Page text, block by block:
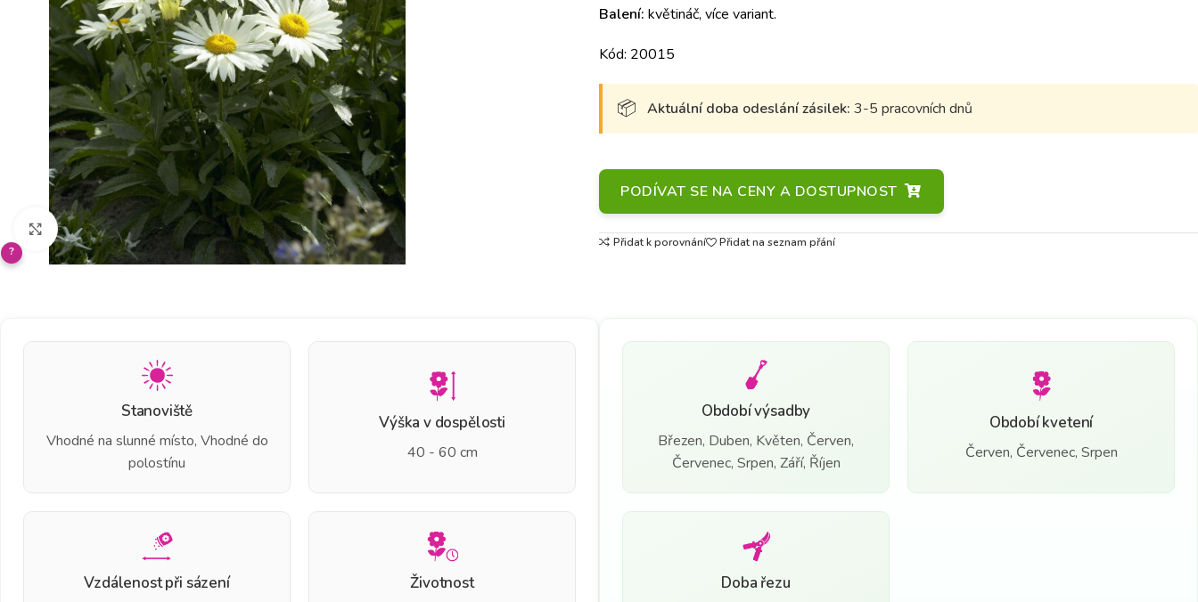
Klikněte pro zvětšení
?
Balení: květináč, více variant.
Kód: 20015
Aktuální doba odeslání zásilek: 3-5 pracovních dnů
PODÍVAT SE NA CENY A DOSTUPNOST
Přidat k porovnání Přidat na seznam přání
Stanoviště
Vhodné na slunné místo, Vhodné do
polostínu
Výška v dospělosti
40 - 60 cm
Vzdálenost při sázení Životnost
Období výsadby
Březen, Duben, Květen, Červen,
Červenec, Srpen, Září, Říjen
Období kvetení
Červen, Červenec, Srpen
Doba řezu